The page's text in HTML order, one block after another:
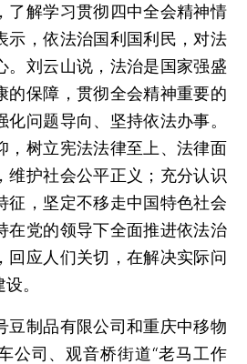
了解学习贯彻四中全会精神情
示，依法治国利国利民，对法
。刘云山说，法治是国家强盛
的保障，贯彻全会精神重要的
问题导向、坚持依法办事。
，树立宪法法律至上、法律面
维护社会公平正义；充分认识
征，坚定不移走中国特色社会
在党的领导下全面推进依法治
回应人们关切，在解决实际问
。
制品有限公司和重庆中移物
公司、观音桥街道“老马工作